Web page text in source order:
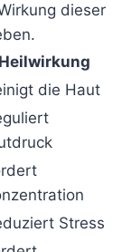
dieser
Heilwirkung
die Haut
Stress